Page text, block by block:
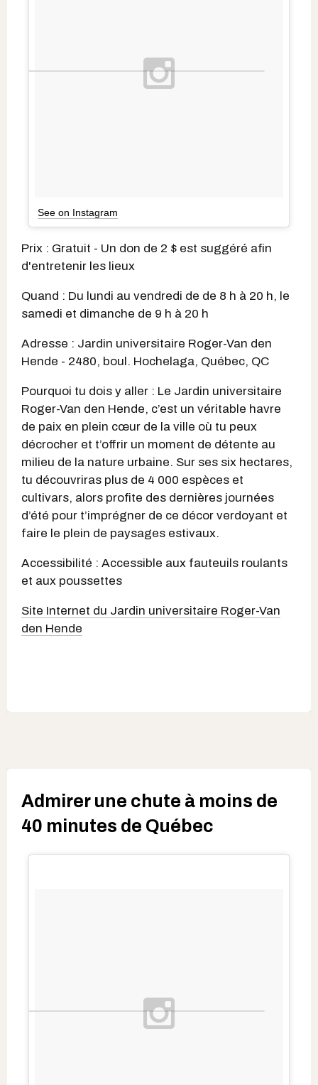
See on Instagram
Prix : Gratuit - Un don de 2 $ est suggéré afin
d'entretenir les lieux
Quand : Du lundi au vendredi de de 8 h à 20 h, le
samedi et dimanche de 9 h à 20 h
Adresse : Jardin universitaire Roger-Van den
Hende - 2480, boul. Hochelaga, Québec, QC
Pourquoi tu dois y aller : Le Jardin universitaire
Roger-Van den Hende, c’est un véritable havre
de paix en plein cœur de la ville où tu peux
décrocher et t’offrir un moment de détente au
milieu de la nature urbaine. Sur ses six hectares,
tu découvriras plus de 4 000 espèces et
cultivars, alors profite des dernières journées
d’été pour t’imprégner de ce décor verdoyant et
faire le plein de paysages estivaux.
Accessibilité : Accessible aux fauteuils roulants
et aux poussettes
Site Internet du Jardin universitaire Roger-Van
den Hende
Admirer une chute à moins de
40 minutes de Québec